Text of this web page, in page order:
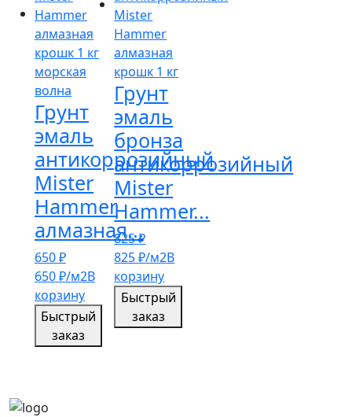
Грунт
эмаль
антикоррозийный
Mister
Hammer
алмазная...
650₽
650₽/м2В
корзину
Быстрый
заказ
Грунт
эмаль
бронза
антикоррозийный
Mister
Hammer...
825₽
825₽/м2В
корзину
Быстрый
заказ